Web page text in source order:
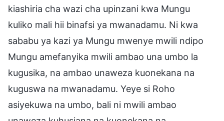
kiashiria cha wazi cha upinzani kwa Mungu
kuliko mali hii binafsi ya mwanadamu. Ni kwa
sababu ya kazi ya Mungu mwenye mwili ndipo
Mungu amefanyika mwili ambao una umbo la
kugusika, na ambao unaweza kuonekana na
kuguswa na mwanadamu. Yeye si Roho
asiyekuwa na umbo, bali ni mwili ambao